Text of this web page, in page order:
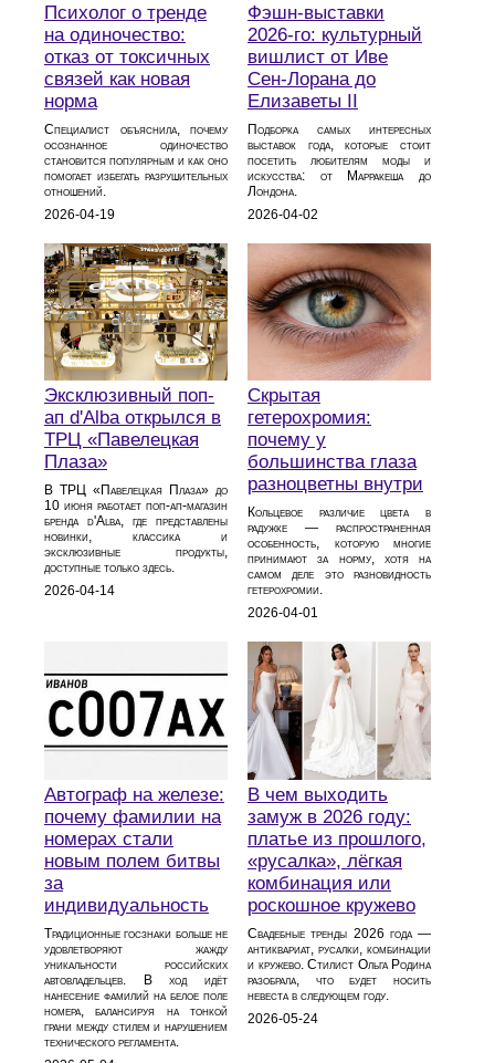
Психолог о тренде
на одиночество:
отказ от токсичных
связей как новая
норма
Специалист объяснила, почему
осознанное одиночество
становится популярным и как оно
помогает избегать разрушительных
отношений.
2026-04-19
Фэшн-выставки
2026-го: культурный
вишлист от Иве
Сен-Лорана до
Елизаветы II
Подборка самых интересных
выставок года, которые стоит
посетить любителям моды и
искусства: от Марракеша до
Лондона.
2026-04-02
Эксклюзивный поп-
ап d'Alba открылся в
ТРЦ «Павелецкая
Плаза»
В ТРЦ «Павелецкая Плаза» до
10 июня работает поп-ап-магазин
бренда d'Alba, где представлены
новинки, классика и
эксклюзивные продукты,
доступные только здесь.
2026-04-14
Скрытая
гетерохромия:
почему у
большинства глаза
разноцветны внутри
Кольцевое различие цвета в
радужке — распространенная
особенность, которую многие
принимают за норму, хотя на
самом деле это разновидность
гетерохромии.
2026-04-01
Автограф на железе:
почему фамилии на
номерах стали
новым полем битвы
за
индивидуальность
Традиционные госзнаки больше не
удовлетворяют жажду
уникальности российских
автовладельцев. В ход идёт
нанесение фамилий на белое поле
номера, балансируя на тонкой
грани между стилем и нарушением
технического регламента.
В чем выходить
замуж в 2026 году:
платье из прошлого,
«русалка», лёгкая
комбинация или
роскошное кружево
Свадебные тренды 2026 года —
антиквариат, русалки, комбинации
и кружево. Стилист Ольга Родина
разобрала, что будет носить
невеста в следующем году.
2026-05-24